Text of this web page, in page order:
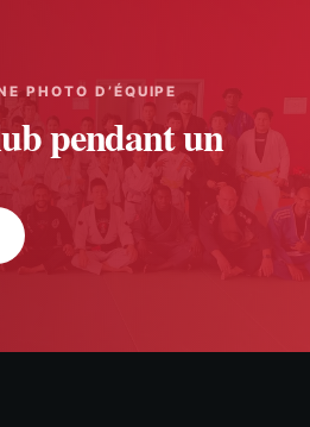
PHOTO D’ÉQUIPE
pendant un